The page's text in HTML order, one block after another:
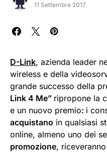
11 Settembre 2017
D-Link, azienda leader
wireless e della
grande successo della
Link 4 Me” ripropone la
e un nuovo premio: i
acquistano in qualsiasi
online, almeno uno dei
promozione,